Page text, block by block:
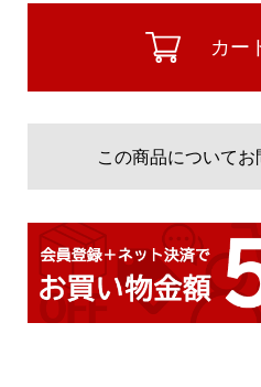
カー
この商品について